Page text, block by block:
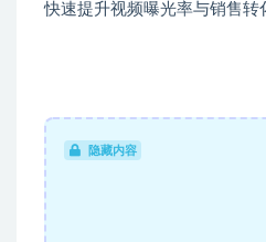
快速提升视频曝光率与销售转
隐藏内容